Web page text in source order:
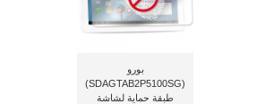
بورو
(SDAGTAB2P5100SG)
طبقة حماية لشاشة